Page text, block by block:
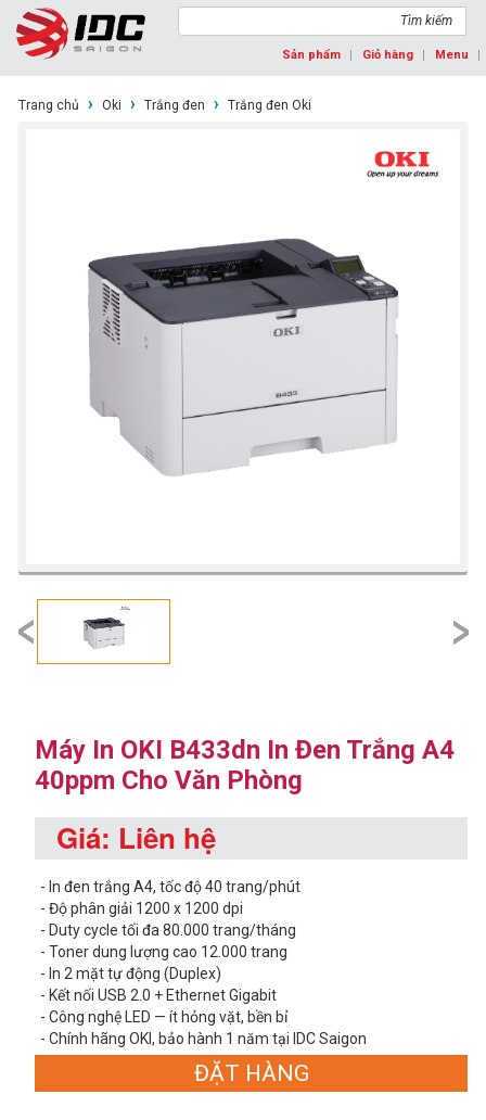
Tìm kiếm
Sản phẩm Giỏ hàng Menu
Trang chủ › Oki › Trắng đen › Trắng đen Oki
prev next
Máy In OKI B433dn In Đen Trắng A4
40ppm Cho Văn Phòng
Giá: Liên hệ
- In đen trắng A4, tốc độ 40 trang/phút
- Độ phân giải 1200 x 1200 dpi
- Duty cycle tối đa 80.000 trang/tháng
- Toner dung lượng cao 12.000 trang
- In 2 mặt tự động (Duplex)
- Kết nối USB 2.0 + Ethernet Gigabit
- Công nghệ LED — ít hỏng vặt, bền bỉ
- Chính hãng OKI, bảo hành 1 năm tại IDC Saigon
ĐẶT HÀNG